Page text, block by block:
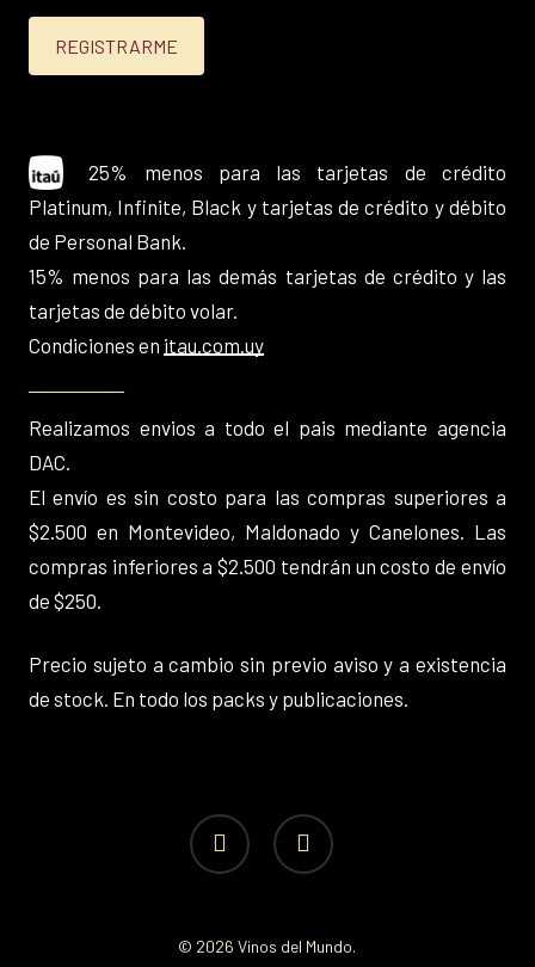
25% menos para las tarjetas de crédito
Platinum, Infinite, Black y tarjetas de crédito y débito
de Personal Bank.
15% menos para las demás tarjetas de crédito y las
tarjetas de débito volar.
Condiciones en itau.com.uy
Realizamos envios a todo el pais mediante agencia
DAC.
El envío es sin costo para las compras superiores a
$2.500 en Montevideo, Maldonado y Canelones. Las
compras inferiores a $2.500 tendrán un costo de envío
de $250.
Precio sujeto a cambio sin previo aviso y a existencia
de stock. En todo los packs y publicaciones.
facebook instagram
© 2026 Vinos del Mundo.